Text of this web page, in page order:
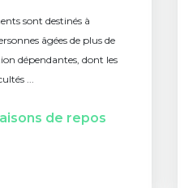
sont destinés à
âgées de plus de
dépendantes, dont les
...
de repos